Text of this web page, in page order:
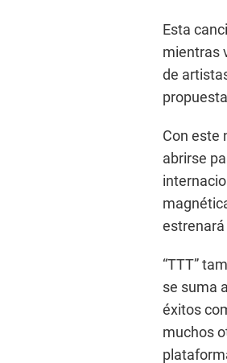
Esta
mientras
de
Con este
abrirse
estrenará
“TTT”
se suma
éxitos
muchos